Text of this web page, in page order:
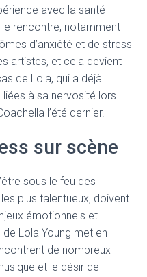
avec la santé
rencontre, notamment
d’anxiété et de stress
artistes, et cela devient
de Lola, qui a déjà
à sa nervosité lors
l’été dernier.
sur scène
sous le feu des
plus talentueux, doivent
émotionnels et
Lola Young met en
de nombreux
et le désir de